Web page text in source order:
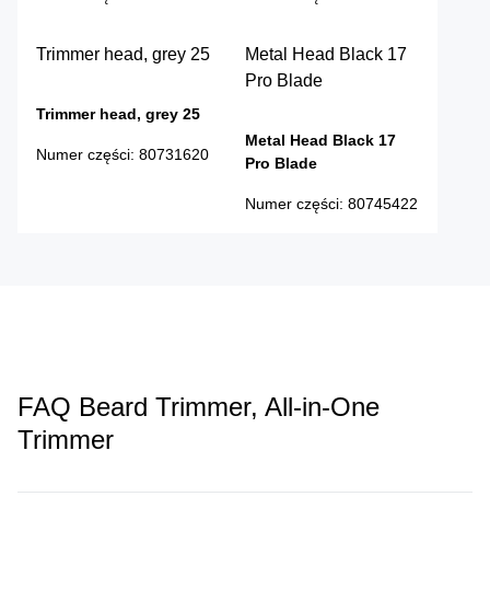
Trimmer head, grey 25
Trimmer head, grey 25
Numer części: 80731620
Metal Head Black 17
Pro Blade
Metal Head Black 17
Pro Blade
Numer części: 80745422
FAQ Beard Trimmer, All-in-One
Trimmer